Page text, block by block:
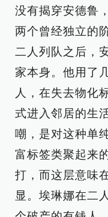
没有揭穿安德鲁
两个曾经独立的
二人列队之后，
家本身。他用了
人，在失去物化
式进入邻居的生
嘲，是对这种单
富标签类聚起来
打，而这层意味
显。埃琳娜在二